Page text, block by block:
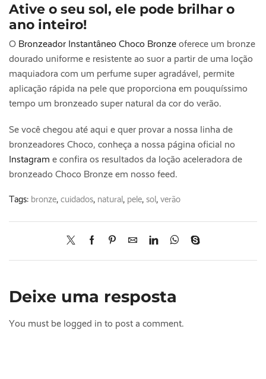
Ative o seu sol, ele pode brilhar o
ano inteiro!
O Bronzeador Instantâneo Choco Bronze oferece um bronze
dourado uniforme e resistente ao suor a partir de uma loção
maquiadora com um perfume super agradável, permite
aplicação rápida na pele que proporciona em pouquíssimo
tempo um bronzeado super natural da cor do verão.
Se você chegou até aqui e quer provar a nossa linha de
bronzeadores Choco, conheça a nossa página oficial no
Instagram e confira os resultados da loção aceleradora de
bronzeado Choco Bronze em nosso feed.
Tags: bronze, cuidados, natural , pele, sol , verão
Deixe uma resposta
You must be logged in to post a comment.